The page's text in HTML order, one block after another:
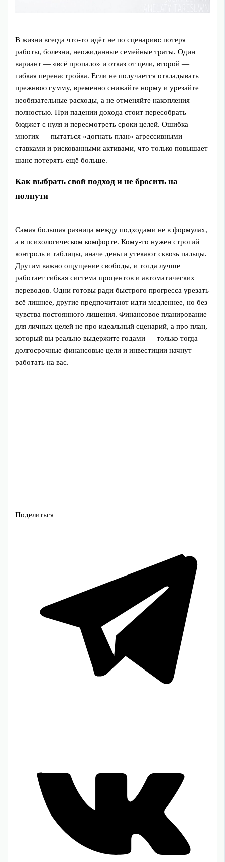
В жизни всегда что-то идёт не по сценарию: потеря
работы, болезни, неожиданные семейные траты. Один
вариант — «всё пропало» и отказ от цели, второй —
гибкая перенастройка. Если не получается откладывать
прежнюю сумму, временно снижайте норму и урезайте
необязательные расходы, а не отменяйте накопления
полностью. При падении дохода стоит пересобрать
бюджет с нуля и пересмотреть сроки целей. Ошибка
многих — пытаться «догнать план» агрессивными
ставками и рискованными активами, что только повышает
шанс потерять ещё больше.
Как выбрать свой подход и не бросить на
полпути
Самая большая разница между подходами не в формулах,
а в психологическом комфорте. Кому-то нужен строгий
контроль и таблицы, иначе деньги утекают сквозь пальцы.
Другим важно ощущение свободы, и тогда лучше
работает гибкая система процентов и автоматических
переводов. Одни готовы ради быстрого прогресса урезать
всё лишнее, другие предпочитают идти медленнее, но без
чувства постоянного лишения. Финансовое планирование
для личных целей не про идеальный сценарий, а про план,
который вы реально выдержите годами — только тогда
долгосрочные финансовые цели и инвестиции начнут
работать на вас.
Поделиться